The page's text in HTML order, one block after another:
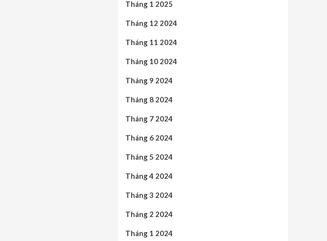
Tháng 1 2025
Tháng 12 2024
Tháng 11 2024
Tháng 10 2024
Tháng 9 2024
Tháng 8 2024
Tháng 7 2024
Tháng 6 2024
Tháng 5 2024
Tháng 4 2024
Tháng 3 2024
Tháng 2 2024
Tháng 1 2024